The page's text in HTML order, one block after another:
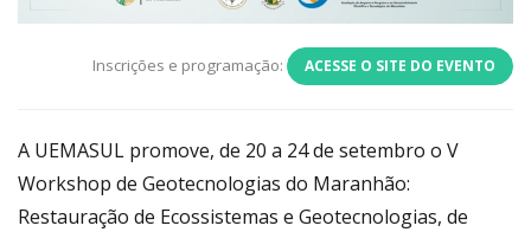
Inscrições e programação: ACESSE O SITE DO EVENTO
A UEMASUL promove, de 20 a 24 de setembro o V
Workshop de Geotecnologias do Maranhão:
Restauração de Ecossistemas e Geotecnologias, de